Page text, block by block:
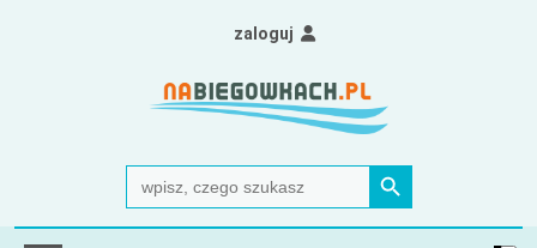
Nabiegowkach.pl
portal miłośników narciarstwa biegowego
Search
for:
Search Button
zaloguj